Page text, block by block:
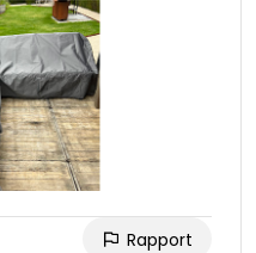
Rapport